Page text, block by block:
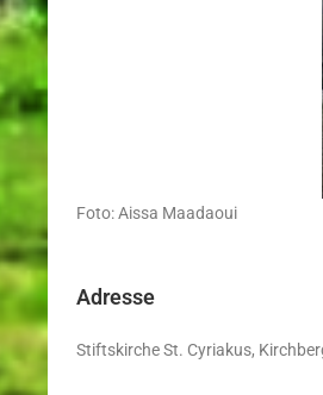
Foto: Aissa Maadaoui
Adresse
Stiftskirche St. Cyriakus,